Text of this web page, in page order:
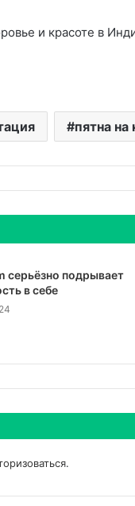
и красоте в
пятна на
серьёзно подрывает
в себе
.